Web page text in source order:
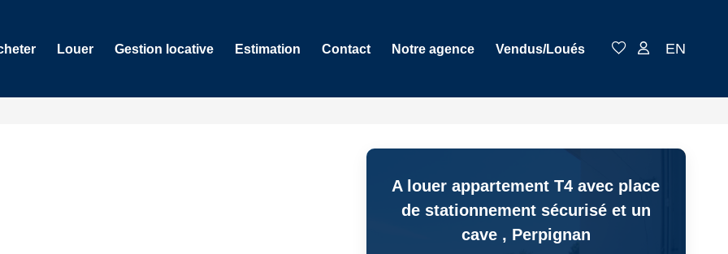
Louer Gestion locative Estimation Contact Notre agence Vendus/Loués EN
A louer appartement T4 avec place
de stationnement sécurisé et un
cave , Perpignan